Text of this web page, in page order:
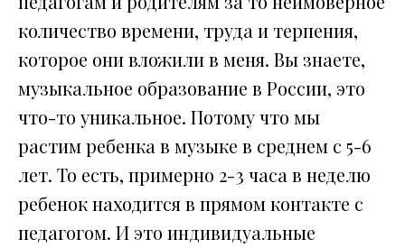
количество времени, труда и терпения,
которое они вложили в меня. Вы знаете,
музыкальное образование в России, это
что-то уникальное. Потому что мы
растим ребенка в музыке в среднем с 5-6
лет. То есть, примерно 2-3 часа в неделю
ребенок находится в прямом контакте с
педагогом. И это индивидуальные